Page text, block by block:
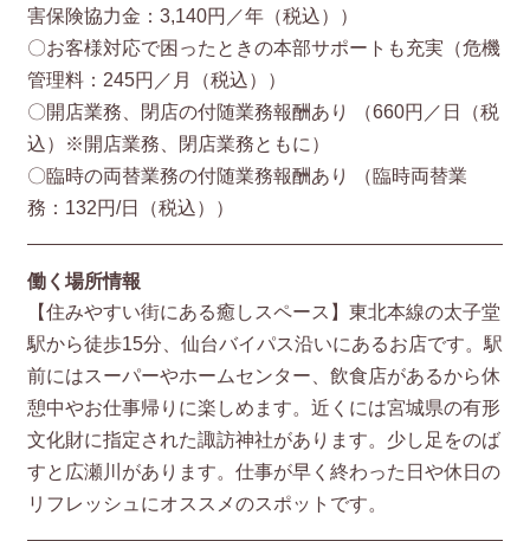
害保険協⼒⾦：3,140円／年（税込））
〇お客様対応で困ったときの本部サポートも充実（危機
管理料：245円／月（税込））
〇開店業務、閉店の付随業務報酬あり （660円／⽇（税
込）※開店業務、閉店業務ともに）
〇臨時の両替業務の付随業務報酬あり （臨時両替業
務：132円/⽇（税込））
働く場所情報
【住みやすい街にある癒しスペース】東北本線の太子堂
駅から徒歩15分、仙台バイパス沿いにあるお店です。駅
前にはスーパーやホームセンター、飲食店があるから休
憩中やお仕事帰りに楽しめます。近くには宮城県の有形
文化財に指定された諏訪神社があります。少し足をのば
すと広瀬川があります。仕事が早く終わった日や休日の
リフレッシュにオススメのスポットです。